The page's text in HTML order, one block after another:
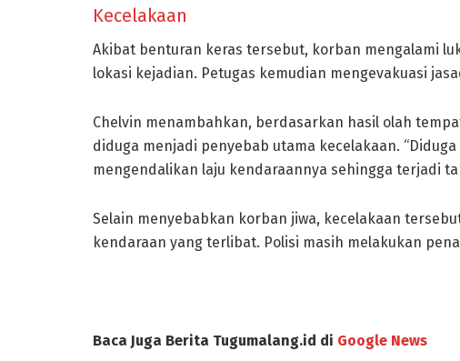
Kecelakaan
Akibat benturan keras tersebut, korban mengalami
lokasi kejadian. Petugas kemudian mengevakuasi
Chelvin menambahkan, berdasarkan hasil olah
diduga menjadi penyebab utama kecelakaan.
mengendalikan laju kendaraannya sehingga terjadi
Selain menyebabkan korban jiwa, kecelakaan
kendaraan yang terlibat. Polisi masih melakukan
Baca Juga Berita Tugumalang.id di Google News